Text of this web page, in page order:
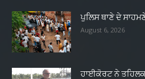
ਪੁਲਿਸ ਥਾਣੇ ਦੇ
August 6, 2026
ਹਾਈਕੋਰਟ ਨੇ